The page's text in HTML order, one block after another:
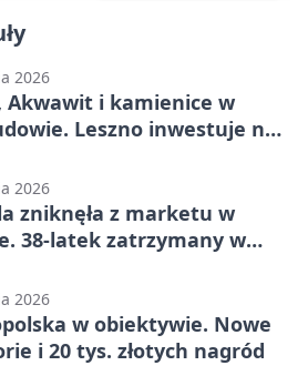
2026
Akwawit i kamienice w
Leszno inwestuje na
2026
zniknęła z marketu w
38-latek zatrzymany w
2026
w obiektywie. Nowe
i 20 tys. złotych nagród